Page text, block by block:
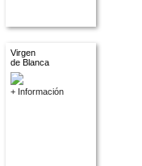
Virgen
de Blanca
+ Información